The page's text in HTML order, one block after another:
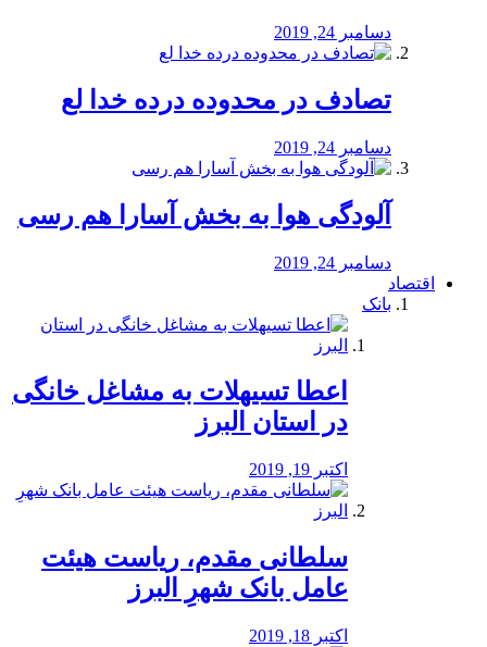
دسامبر 24, 2019
تصادف در محدوده درده خدا لع
دسامبر 24, 2019
آلودگی هوا به بخش آسارا هم رسی
دسامبر 24, 2019
اقتصاد
بانک
️اعطا تسیهلات به مشاغل خانگی
در استان البرز
اکتبر 19, 2019
سلطانی مقدم، ریاست هیئت
عامل بانک شهرِ البرز
اکتبر 18, 2019